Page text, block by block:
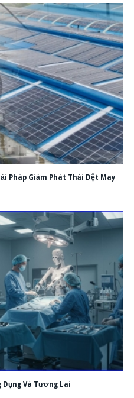
Pháp Giảm Phát Thải Dệt May
Dụng Và Tương Lai